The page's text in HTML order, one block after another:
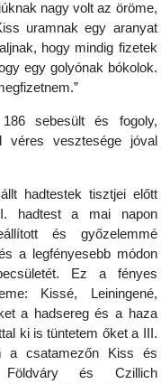
nagy volt az öröme,
uramnak egy aranyat
hogy mindig fizetek
egy golyónak bókolok.
sebesült és fogoly,
vesztesége jóval
hadtestek tisztjei előtt
hadtest a mai napon
és győzelemmé
a legfényesebb módon
Ez a fényes
Kissé, Leiningené,
a hadsereg és a haza
ki is tüntetem őket a III.
a csatamezőn Kiss és
Földváry és Czillich